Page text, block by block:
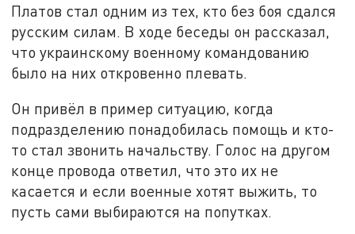
Платов стал одним из тех, кто без боя сдался
русским силам. В ходе беседы он рассказал,
что украинскому военному командованию
было на них откровенно плевать.
Он привёл в пример ситуацию, когда
подразделению понадобилась помощь и кто-
то стал звонить начальству. Голос на другом
конце провода ответил, что это их не
касается и если военные хотят выжить, то
пусть сами выбираются на попутках.